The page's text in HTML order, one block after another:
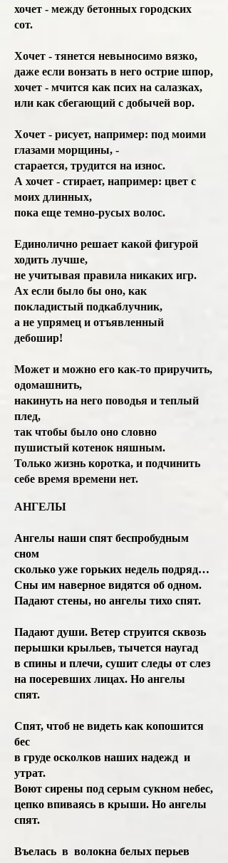
хочет - между бетонных городских
сот.
Хочет - тянется невыносимо вязко,
даже если вонзать в него острие шпор,
хочет - мчится как псих на салазках,
или как сбегающий с добычей вор.
Хочет - рисует, например: под моими
глазами морщины, -
старается, трудится на износ.
А хочет - стирает, например: цвет с
моих длинных,
пока еще темно-русых волос.
Единолично решает какой фигурой
ходить лучше,
не учитывая правила никаких игр.
Ах если было бы оно, как
покладистый подкаблучник,
а не упрямец и отъявленный
дебошир!
Может и можно его как-то приручить,
одомашнить,
накинуть на него поводья и теплый
плед,
так чтобы было оно словно
пушистый котенок няшным.
Только жизнь коротка, и подчинить
себе время времени нет.
АНГЕЛЫ
Ангелы наши спят беспробудным
сном
сколько уже горьких недель подряд…
Сны им наверное видятся об одном.
Падают стены, но ангелы тихо спят.
Падают души. Ветер струится сквозь
перышки крыльев, тычется наугад
в спины и плечи, сушит следы от слез
на посеревших лицах. Но ангелы
спят.
Спят, чтоб не видеть как копошится
бес
в груде осколков наших надежд и
утрат.
Воют сирены под серым сукном небес,
цепко впиваясь в крыши. Но ангелы
спят.
Въелась в волокна белых перьев